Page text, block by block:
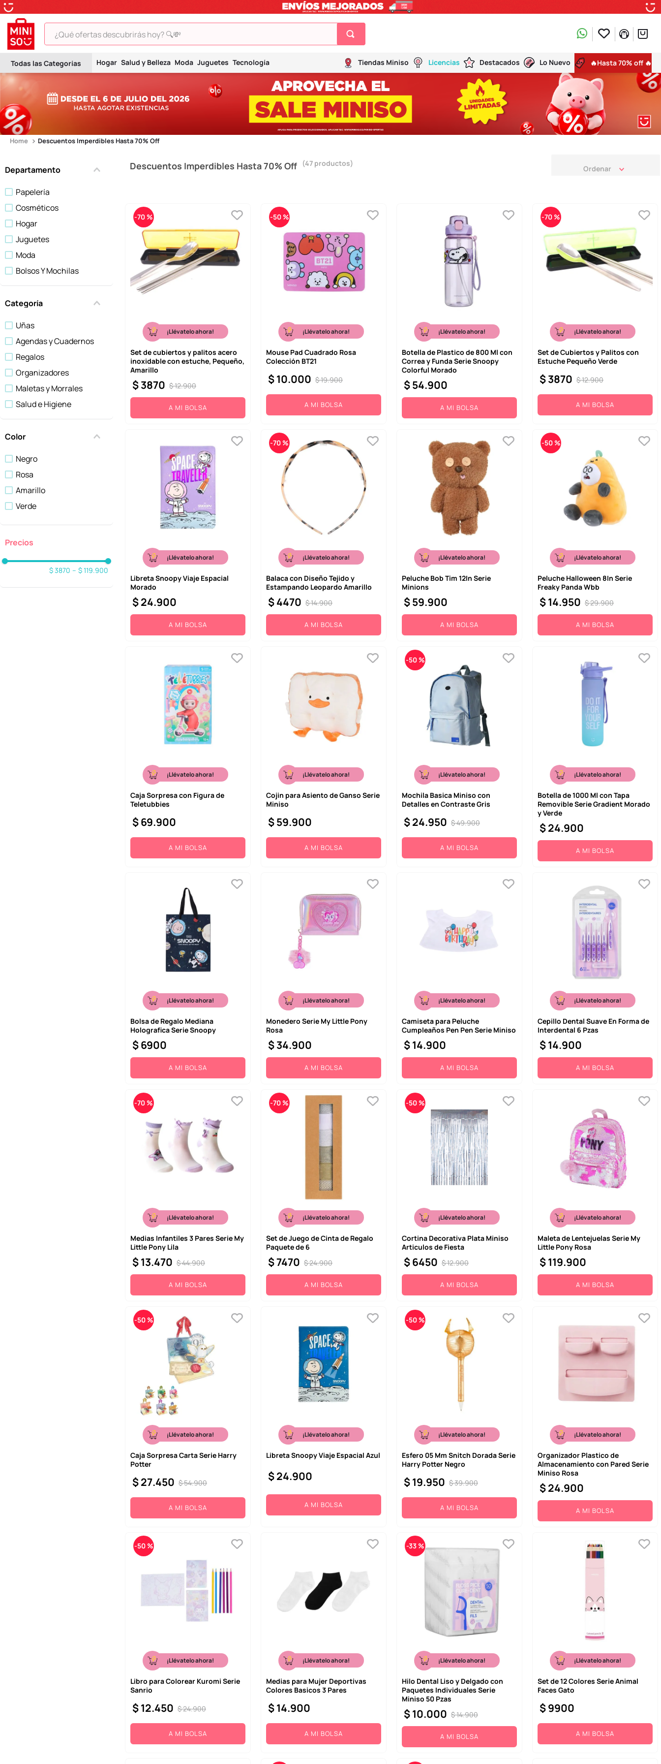
¿Qué ofertas descubrirás hoy? 🔍💸
Hogar Salud y Belleza Moda Juguetes Tecnología Tiendas Miniso Licencias Destacados Lo Nuevo 🔥Hasta 70% off 🔥
Descuentos Imperdibles Hasta 70% Off
Departamento
Papelería
Cosméticos
Hogar
Juguetes
Moda
Bolsos Y Mochilas
Salud Y Belleza
Temporada
Categoría
Uñas
Agendas y Cuadernos
Regalos
Organizadores
Maletas y Morrales
Salud e Higiene
Peluches
Botellas y Botilitos
Artículos De Mesa
Mostrar 10 más
Color
Negro
Rosa
Amarillo
Verde
$ 3870 – $ 119.900
Descuentos Imperdibles Hasta 70% Off 47 productos
-70 %
¡Llévatelo ahora!
Set de cubiertos y palitos acero
inoxidable con estuche, Pequeño,
Amarillo
$12.900
$3870
A MI BOLSA
-50 %
¡Llévatelo ahora!
Mouse Pad Cuadrado Rosa
Colección BT21
$19.900
$10.000
A MI BOLSA
¡Llévatelo ahora!
Botella de Plastico de 800 Ml con
Correa y Funda Serie Snoopy
Colorful Morado
$54.900
A MI BOLSA
-70 %
¡Llévatelo ahora!
Set de Cubiertos y Palitos con
Estuche Pequeño Verde
$12.900
$3870
A MI BOLSA
¡Llévatelo ahora!
Libreta Snoopy Viaje Espacial
Morado
$24.900
A MI BOLSA
-70 %
¡Llévatelo ahora!
Balaca con Diseño Tejido y
Estampando Leopardo Amarillo
$14.900
$4470
A MI BOLSA
¡Llévatelo ahora!
Peluche Bob Tim 12In Serie
Minions
$59.900
A MI BOLSA
-50 %
¡Llévatelo ahora!
Peluche Halloween 8In Serie
Freaky Panda Wbb
$29.900
$14.950
A MI BOLSA
¡Llévatelo ahora!
Caja Sorpresa con Figura de
Teletubbies
$69.900
A MI BOLSA
¡Llévatelo ahora!
Cojin para Asiento de Ganso Serie
Miniso
$59.900
A MI BOLSA
-50 %
¡Llévatelo ahora!
Mochila Basica Miniso con
Detalles en Contraste Gris
$49.900
$24.950
A MI BOLSA
¡Llévatelo ahora!
Botella de 1000 Ml con Tapa
Removible Serie Gradient Morado
y Verde
$24.900
A MI BOLSA
¡Llévatelo ahora!
Bolsa de Regalo Mediana
Holografica Serie Snoopy
$6900
A MI BOLSA
¡Llévatelo ahora!
Monedero Serie My Little Pony
Rosa
$34.900
A MI BOLSA
¡Llévatelo ahora!
Camiseta para Peluche
Cumpleaños Pen Pen Serie Miniso
$14.900
A MI BOLSA
¡Llévatelo ahora!
Cepillo Dental Suave En Forma de
Interdental 6 Pzas
$14.900
A MI BOLSA
-70 %
¡Llévatelo ahora!
Medias Infantiles 3 Pares Serie My
Little Pony Lila
$44.900
$13.470
A MI BOLSA
-70 %
¡Llévatelo ahora!
Set de Juego de Cinta de Regalo
Paquete de 6
$24.900
$7470
A MI BOLSA
-50 %
¡Llévatelo ahora!
Cortina Decorativa Plata Miniso
Articulos de Fiesta
$12.900
$6450
A MI BOLSA
¡Llévatelo ahora!
Maleta de Lentejuelas Serie My
Little Pony Rosa
$119.900
A MI BOLSA
-50 %
¡Llévatelo ahora!
Caja Sorpresa Carta Serie Harry
Potter
$54.900
$27.450
A MI BOLSA
¡Llévatelo ahora!
Libreta Snoopy Viaje Espacial Azul
$24.900
A MI BOLSA
-50 %
¡Llévatelo ahora!
Esfero 05 Mm Snitch Dorada Serie
Harry Potter Negro
$39.900
$19.950
A MI BOLSA
¡Llévatelo ahora!
Organizador Plastico de
Almacenamiento con Pared Serie
Miniso Rosa
$24.900
A MI BOLSA
-50 %
¡Llévatelo ahora!
Libro para Colorear Kuromi Serie
Sanrio
$24.900
$12.450
A MI BOLSA
¡Llévatelo ahora!
Medias para Mujer Deportivas
Colores Basicos 3 Pares
$14.900
A MI BOLSA
-33 %
¡Llévatelo ahora!
Hilo Dental Liso y Delgado con
Paquetes Individuales Serie
Miniso 50 Pzas
$14.900
$10.000
A MI BOLSA
¡Llévatelo ahora!
Set de 12 Colores Serie Animal
Faces Gato
$9900
A MI BOLSA
TÉRMINOS MÁS BUSCADOS
1.
peluche
3.
snoopy
5.
termo
toy story
league of legends